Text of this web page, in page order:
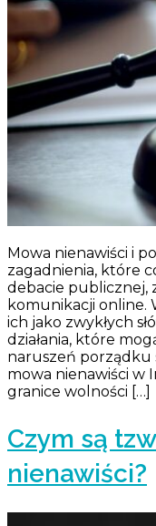
Mowa nienawiści i
zagadnienia, które
debacie publicznej,
komunikacji online.
ich jako zwykłych
działania, które
naruszeń porządku
mowa nienawiści w
granice wolności […]
Czym są
nienawiści?